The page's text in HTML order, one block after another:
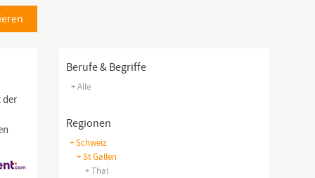
Berufe & Begriffe
+ Alle
Regionen
+ Schweiz
+ St Gallen
+ Thal
der